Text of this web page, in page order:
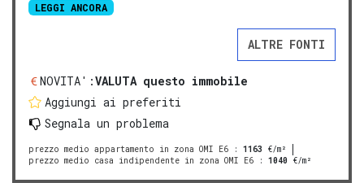
LEGGI ANCORA
ALTRE FONTI
NOVITA':VALUTA questo immobile
Aggiungi ai preferiti
Segnala un problema
prezzo medio appartamento in zona OMI E6 : 1163 €/m²
prezzo medio casa indipendente in zona OMI E6 : 1040 €/m²